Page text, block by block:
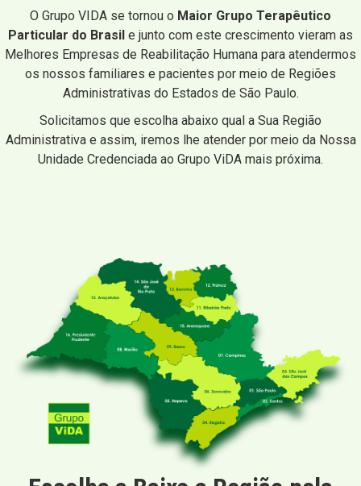
O Grupo VIDA se tornou o Maior Grupo Terapêutico
Particular do Brasil e junto com este crescimento vieram as
Melhores Empresas de Reabilitação Humana para atendermos
os nossos familiares e pacientes por meio de Regiões
Administrativas do Estados de São Paulo.
Solicitamos que escolha abaixo qual a Sua Região
Administrativa e assim, iremos lhe atender por meio da Nossa
Unidade Credenciada ao Grupo ViDA mais próxima.